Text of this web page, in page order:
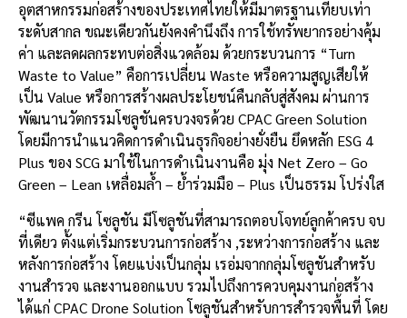
อุตสาหกรรมก่อสร้างของประเทศไทยให้มีมาตรฐานเทียบเท่า
ระดับสากล ขณะเดียวกันยังคงคำนึงถึง การใช้ทรัพยากรอย่างคุ้ม
ค่า และลดผลกระทบต่อสิ่งแวดล้อม ด้วยกระบวนการ “Turn
Waste to Value” คือการเปลี่ยน Waste หรือความสูญเสียให้
เป็น Value หรือการสร้างผลประโยชน์คืนกลับสู่สังคม ผ่านการ
พัฒนานวัตกรรมโซลูชันครบวงจรด้วย CPAC Green Solution
โดยมีการนำแนวคิดการดำเนินธุรกิจอย่างยั่งยืน ยึดหลัก ESG 4
Plus ของ SCG มาใช้ในการดำเนินงานคือ มุ่ง Net Zero – Go
Green – Lean เหลื่อมล้ำ – ย้ำร่วมมือ – Plus เป็นธรรม โปร่งใส
“ซีแพค กรีน โซลูชัน มีโซลูชันที่สามารถตอบโจทย์ลูกค้าครบ จบ
ที่เดียว ตั้งแต่เริ่มกระบวนการก่อสร้าง ,ระหว่างการก่อสร้าง และ
หลังการก่อสร้าง โดยแบ่งเป็นกลุ่ม เรอ่มจากกลุ่มโซลูชันสำหรับ
งานสำรวจ และงานออกแบบ รวมไปถึงการควบคุมงานก่อสร้าง
ได้แก่ CPAC Drone Solution โซลูชันสำหรับการสำรวจพื้นที่ โดย